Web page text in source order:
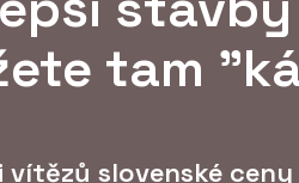
tam
vítězů slovenské